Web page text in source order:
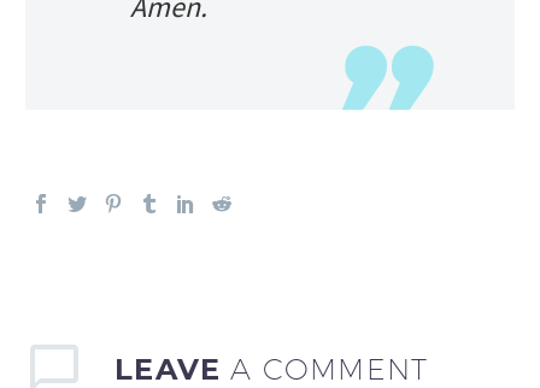
LEAVEA COMMENT